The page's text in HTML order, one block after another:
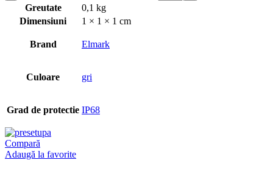
Greutate
0,1 kg
Dimensiuni
1 × 1 × 1 cm
Brand Elmark
Culoare gri
Grad de protectie IP68
Compară
Adaugă la favorite